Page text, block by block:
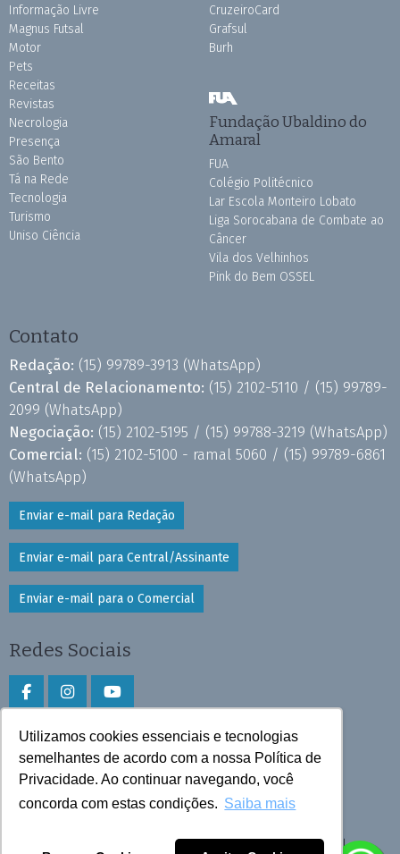
Utilizamos cookies essenciais e tecnologias
semelhantes de acordo com a nossa Política de
Privacidade. Ao continuar navegando, você
concorda com estas condições. Saiba mais
Informação Livre
Magnus Futsal
Motor
Pets
Receitas
Revistas
Necrologia
Presença
São Bento
Tá na Rede
Tecnologia
Turismo
Uniso Ciência
CruzeiroCard
Grafsul
Burh
Fundação Ubaldino do
Amaral
FUA
Colégio Politécnico
Lar Escola Monteiro Lobato
Liga Sorocabana de Combate ao
Câncer
Vila dos Velhinhos
Pink do Bem OSSEL
Contato
Redação: (15) 99789-3913 (WhatsApp)
Central de Relacionamento: (15) 2102-5110 / (15) 99789-
2099 (WhatsApp)
Negociação: (15) 2102-5195 / (15) 99788-3219 (WhatsApp)
Comercial: (15) 2102-5100 - ramal 5060 / (15) 99789-6861
(WhatsApp)
Enviar e-mail para Redação
Enviar e-mail para Central/Assinante
Enviar e-mail para o Comercial
Redes Sociais
Faça download do aplicativo
Play Store e App Store
Todos os direitos reservados © 2026 Cruzeiro do Sul